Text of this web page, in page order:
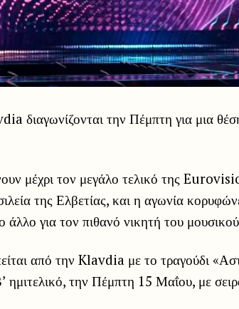
διαγωνίζονται την Πέμπτη για μια
μέχρι τον μεγάλο τελικό της
της Ελβετίας, και η αγωνία
άλλο για τον πιθανό νικητή του
από την Klavdia με το τραγούδι
ημιτελικό, την Πέμπτη 15 Μαΐου, με